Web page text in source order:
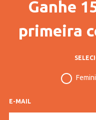
Gênero
Idade
Cores
Ganhe
primeira
E-MAIL